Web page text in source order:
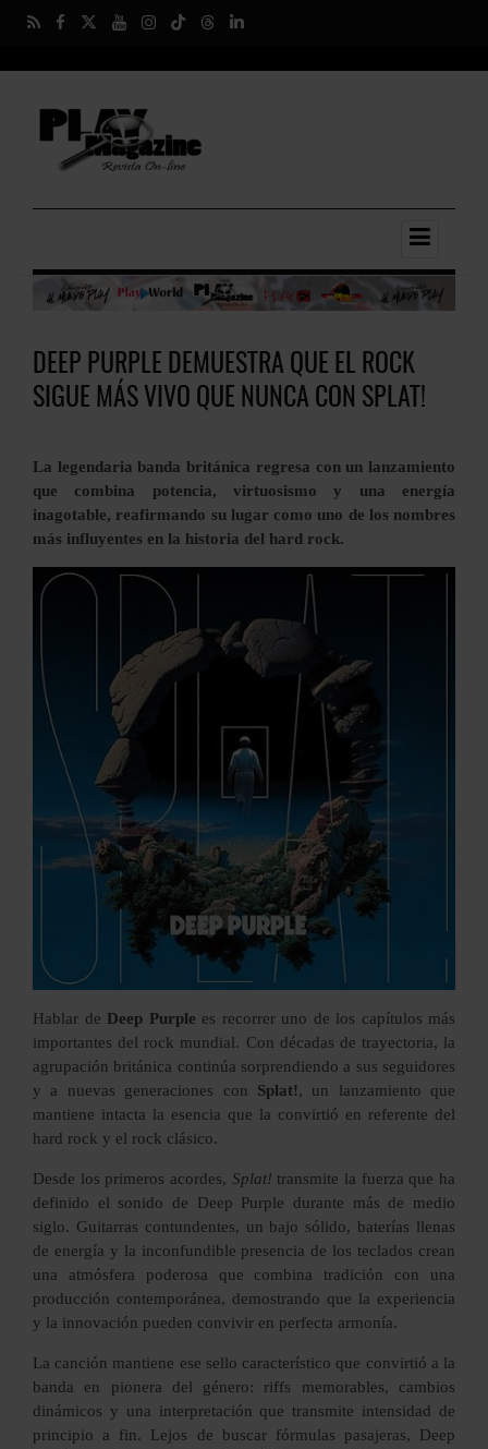
DEEP PURPLE DEMUESTRA QUE EL ROCK
SIGUE MÁS VIVO QUE NUNCA CON SPLAT!
La legendaria banda británica regresa con un lanzamiento
que combina potencia, virtuosismo y una energía
inagotable, reafirmando su lugar como uno de los nombres
más influyentes en la historia del hard rock.
Hablar de Deep Purple es recorrer uno de los capítulos más
importantes del rock mundial. Con décadas de trayectoria, la
agrupación británica continúa sorprendiendo a sus seguidores
y a nuevas generaciones con Splat!, un lanzamiento que
mantiene intacta la esencia que la convirtió en referente del
hard rock y el rock clásico.
Desde los primeros acordes, Splat! transmite la fuerza que ha
definido el sonido de Deep Purple durante más de medio
siglo. Guitarras contundentes, un bajo sólido, baterías llenas
de energía y la inconfundible presencia de los teclados crean
una atmósfera poderosa que combina tradición con una
producción contemporánea, demostrando que la experiencia
y la innovación pueden convivir en perfecta armonía.
La canción mantiene ese sello característico que convirtió a la
banda en pionera del género: riffs memorables, cambios
dinámicos y una interpretación que transmite intensidad de
principio a fin. Lejos de buscar fórmulas pasajeras, Deep